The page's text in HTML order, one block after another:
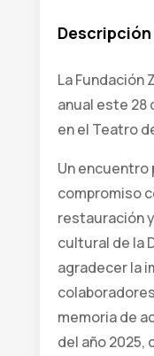
La Fundación
anual este 28
en el Teatro
Un encuentro
compromiso
restauración
cultural de la
agradecer la
memoria de
del año 2025,